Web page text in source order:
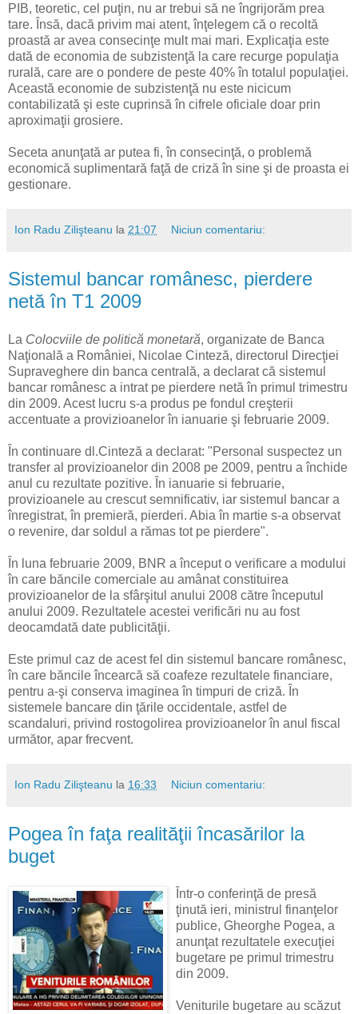
PIB, teoretic, cel puţin, nu ar trebui să ne îngrijorăm prea
tare. Însă, dacă privim mai atent, înţelegem că o recoltă
proastă ar avea consecinţe mult mai mari. Explicaţia este
dată de economia de subzistenţă la care recurge populaţia
rurală, care are o pondere de peste 40% în totalul populaţiei.
Această economie de subzistenţă nu este nicicum
contabilizată şi este cuprinsă în cifrele oficiale doar prin
aproximaţii grosiere.
Seceta anunţată ar putea fi, în consecinţă, o problemă
economică suplimentară faţă de criză în sine şi de proasta ei
gestionare.
Ion Radu Zilişteanu la 21:07 Niciun comentariu:
Sistemul bancar românesc, pierdere
netă în T1 2009
La Colocviile de politică monetară, organizate de Banca
Naţională a României, Nicolae Cinteză, directorul Direcţiei
Supraveghere din banca centrală, a declarat că sistemul
bancar românesc a intrat pe pierdere netă în primul trimestru
din 2009. Acest lucru s-a produs pe fondul creşterii
accentuate a provizioanelor în ianuarie şi februarie 2009.
În continuare dl.Cinteză a declarat: "Personal suspectez un
transfer al provizioanelor din 2008 pe 2009, pentru a închide
anul cu rezultate pozitive. În ianuarie si februarie,
provizioanele au crescut semnificativ, iar sistemul bancar a
înregistrat, în premieră, pierderi. Abia în martie s-a observat
o revenire, dar soldul a rămas tot pe pierdere".
În luna februarie 2009, BNR a început o verificare a modului
în care băncile comerciale au amânat constituirea
provizioanelor de la sfârşitul anului 2008 către începutul
anului 2009. Rezultatele acestei verificări nu au fost
deocamdată date publicităţii.
Este primul caz de acest fel din sistemul bancare românesc,
în care băncile încearcă să coafeze rezultatele financiare,
pentru a-şi conserva imaginea în timpuri de criză. În
sistemele bancare din ţările occidentale, astfel de
scandaluri, privind rostogolirea provizioanelor în anul fiscal
următor, apar frecvent.
Ion Radu Zilişteanu la 16:33 Niciun comentariu:
Pogea în faţa realităţii încasărilor la
buget
Într-o conferinţă de presă
ţinută ieri, ministrul finanţelor
publice, Gheorghe Pogea, a
anunţat rezultatele execuţiei
bugetare pe primul trimestru
din 2009.
Veniturile bugetare au scăzut